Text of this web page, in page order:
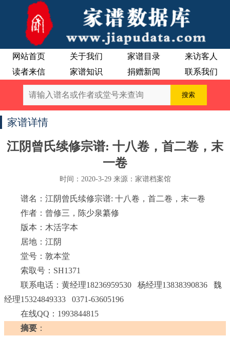
网站首页 关于我们 家谱目录
来访客人
读者来信
家谱知识 捐赠新闻 联系我们
家谱详情
江阴曾氏续修宗谱: 十八卷，首二卷，末
一卷
时间：2020-3-29 来源：家谱档案馆
谱名：江阴曾氏续修宗谱: 十八卷，首二卷，末一卷
作者：曾修三，陈少泉纂修
版本：木活字本
居地：江阴
堂号：敦本堂
索取号：SH1371
联系电话：黄经理18236959530 杨经理13838390836 魏
经理15324849333 0371-63605196
在线QQ：1993844815
摘要 ：